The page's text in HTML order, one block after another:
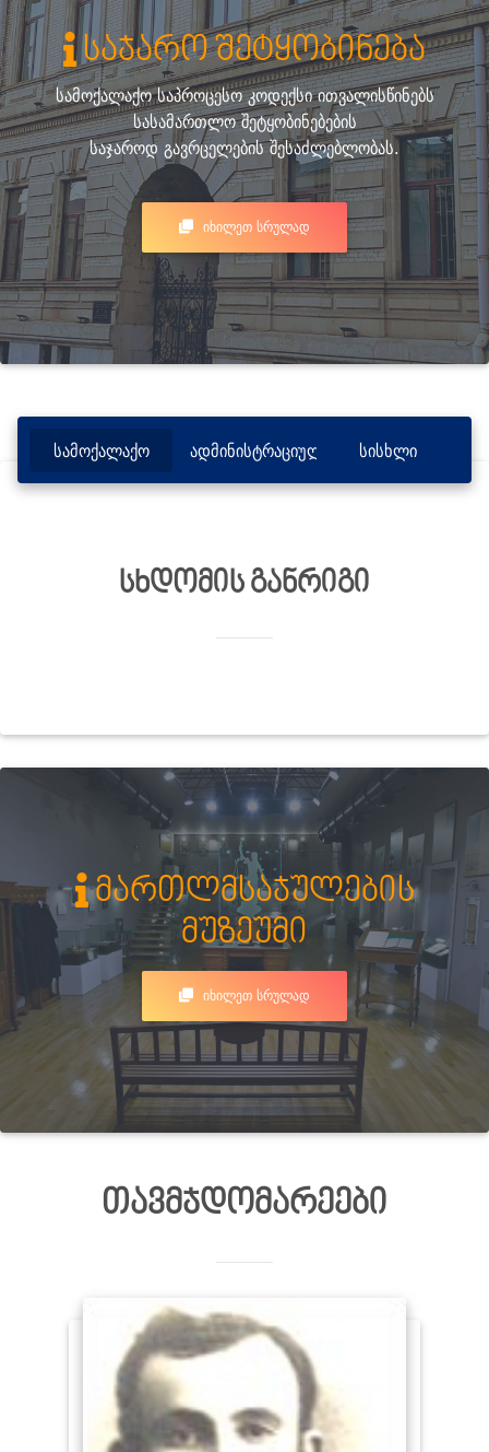
საჯარო შეტყობინება
სამოქალაქო საპროცესო კოდექსი ითვალისწინებს
სასამართლო შეტყობინებების
საჯაროდ გავრცელების შესაძლებლობას.
ᲘᲮᲘᲚᲔᲗ ᲡᲠᲣᲚᲐᲓ
სამოქალაქო ადმინისტრაციული სისხლი
სხდომის განრიგი
მართლმსაჯულების
მუზეუმი
ᲘᲮᲘᲚᲔᲗ ᲡᲠᲣᲚᲐᲓ
თავმჯდომარეები